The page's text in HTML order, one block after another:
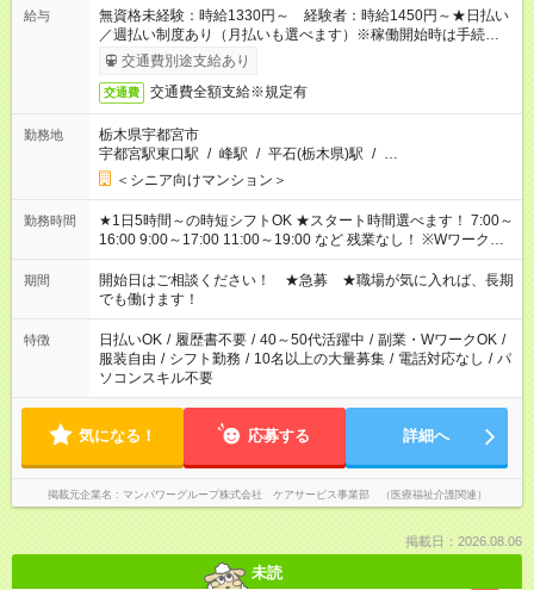
給与
無資格未経験：時給1330円～ 経験者：時給1450円～★日払い
／週払い制度あり（月払いも選べます）※稼働開始時は手続き完
了次第のお支払いとなります。
交通費別途支給あり
交通費 交通費全額支給※規定有
勤務地
栃木県宇都宮市
宇都宮駅東口駅 / 峰駅 / 平石(栃木県)駅 / …
＜シニア向けマンション＞
勤務時間
★1日5時間～の時短シフトOK ★スタート時間選べます！ 7:00～
16:00 9:00～17:00 11:00～19:00 など 残業なし！ ※Wワークの
場合、他のお仕事と合わせ週40時間超の就業はご案内できませ
ん ※法令に基づき、週20時間以上勤務は社会保険への加入対象
となります ※労働者派遣法（日雇い派遣の原則禁止）により、
短時間・短期間の就業はご案内が難しい場合があります
期間
開始日はご相談ください！ ★急募 ★職場が気に入れば、長期
でも働けます！
特徴 日払いOK / 履歴書不要 / 40～50代活躍中 / 副業・WワークOK /
服装自由 / シフト勤務 / 10名以上の大量募集 / 電話対応なし / パ
ソコンスキル不要
気になる！ 応募する 詳細へ
掲載元企業名 マンパワーグループ株式会社 ケアサービス事業部 （医療福祉介護関連）
掲載日：2026.08.06
未読